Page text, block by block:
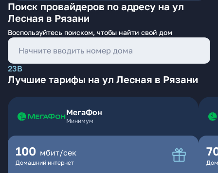
Поиск провайдеров по адресу на ул
Лесная в Рязани
Воспользуйтесь поиском, чтобы найти свой дом
23В
Лучшие тарифы на ул Лесная в Рязани
МегаФон
Минимум
100 мбит/сек
Домашний интернет